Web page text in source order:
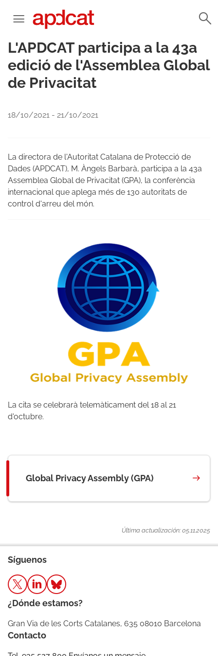
L'APDCAT participa a la 43a
edició de l'Assemblea Global
de Privacitat
18/10/2021 - 21/10/2021
La directora de l'Autoritat Catalana de Protecció de
Dades (APDCAT), M. Àngels Barbarà, participa a la 43a
Assemblea Global de Privacitat (GPA), la conferència
internacional que aplega més de 130 autoritats de
control d'arreu del món.
La cita se celebrarà telemàticament del 18 al 21
d'octubre.
Global Privacy Assembly (GPA)
Última actualización: 05.11.2025
Síguenos
¿Dónde estamos?
Gran Via de les Corts Catalanes, 635 08010 Barcelona
Contacto